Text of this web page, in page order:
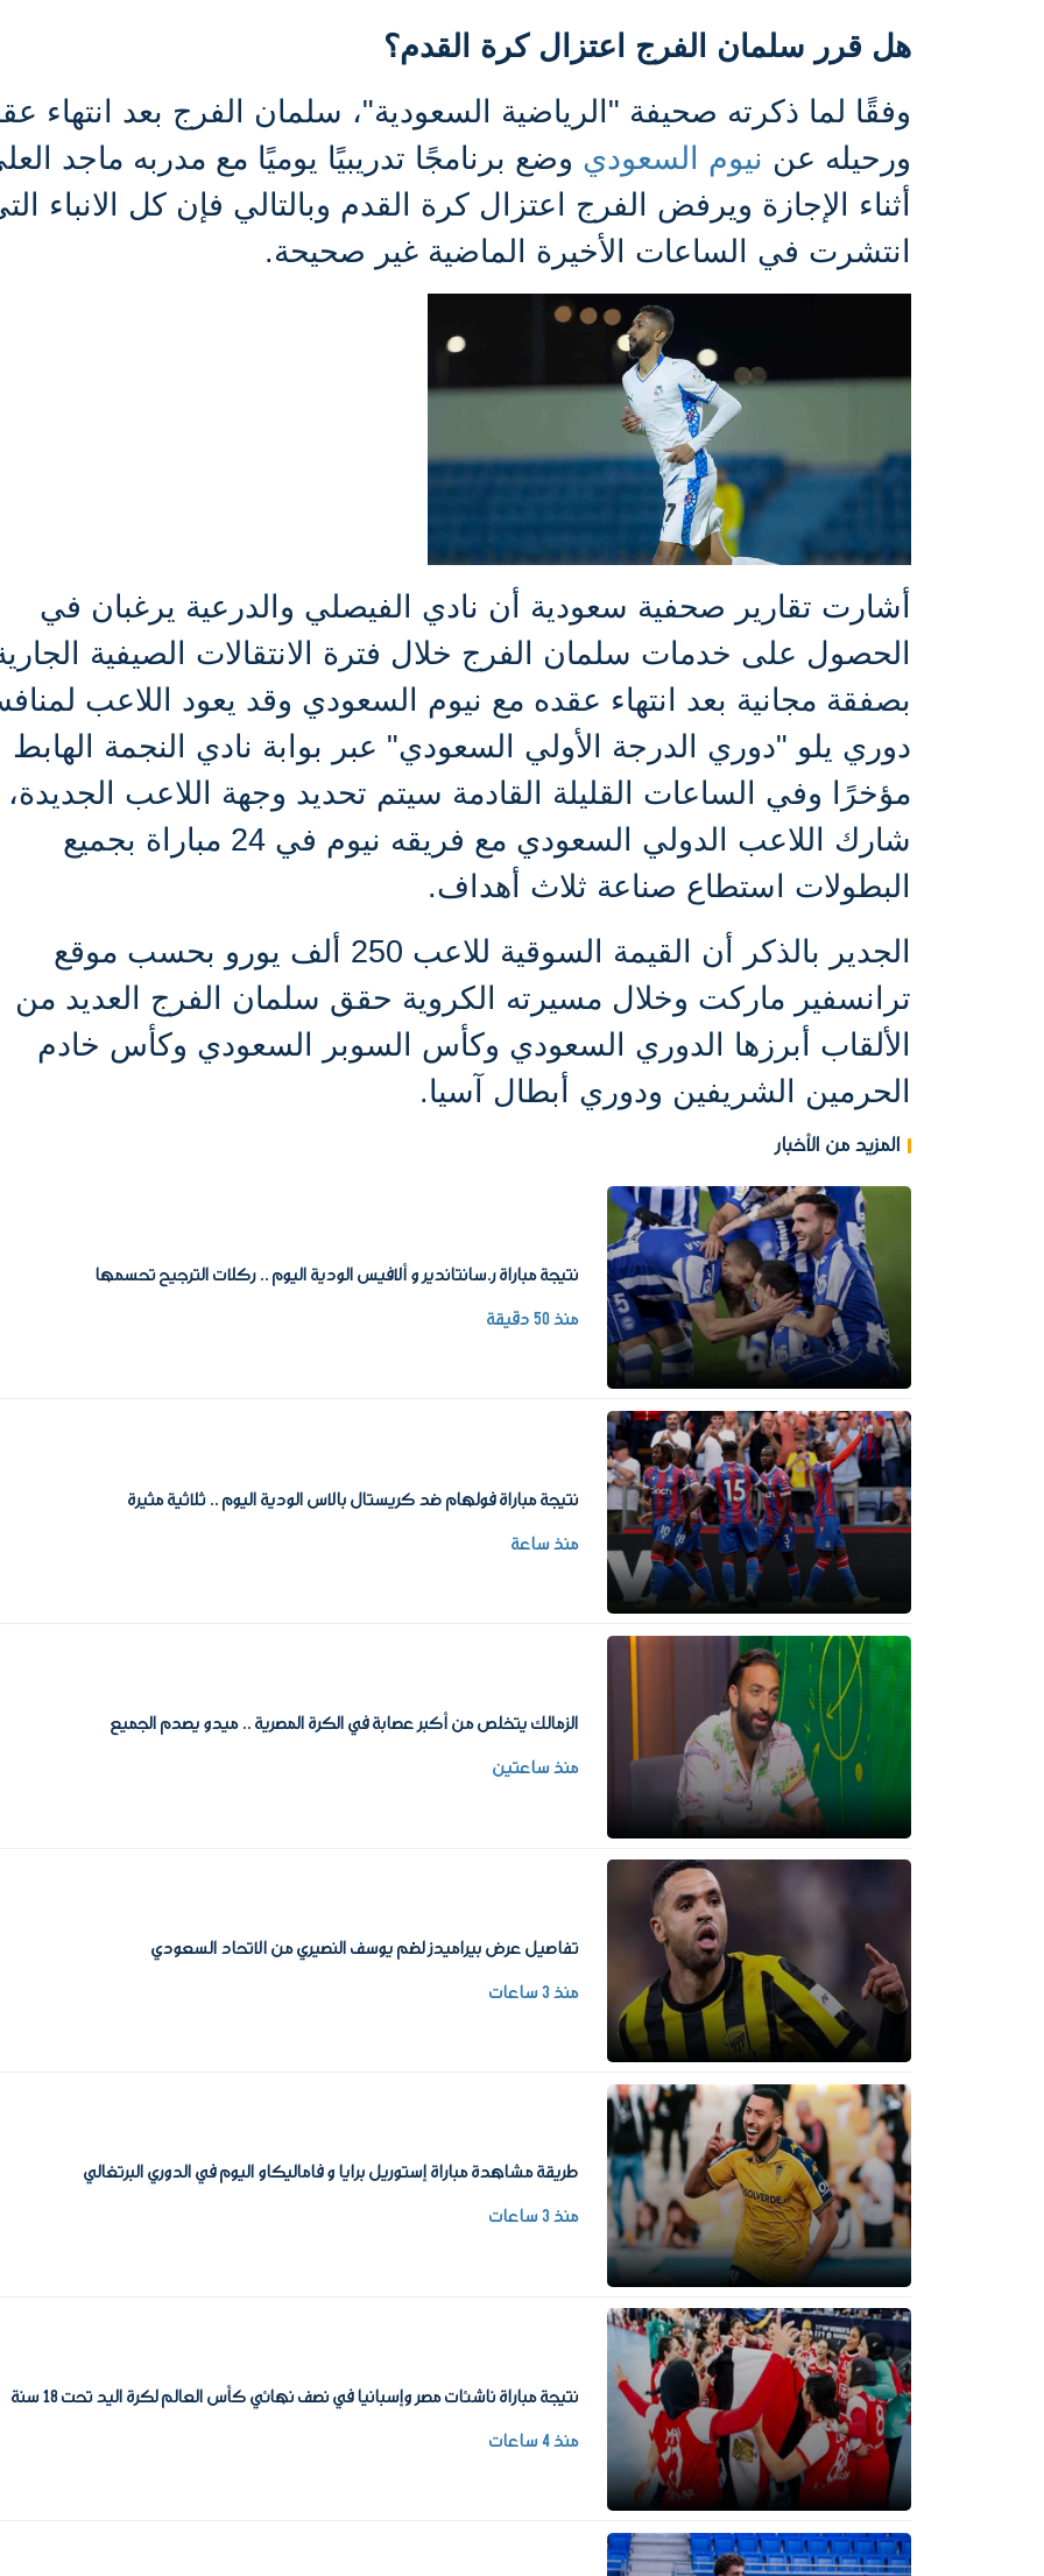
هل قرر سلمان الفرج اعتزال كرة القدم؟
وفقًا لما ذكرته صحيفة "الرياضية السعودية"، سلمان الفرج بعد انتهاء
ورحيله عن نيوم السعودي وضع برنامجًا تدريبيًا يوميًا مع مدربه ماجد
أثناء الإجازة ويرفض الفرج اعتزال كرة القدم وبالتالي فإن كل الانباء
انتشرت في الساعات الأخيرة الماضية غير صحيحة.
أشارت تقارير صحفية سعودية أن نادي الفيصلي والدرعية يرغبان في
الحصول على خدمات سلمان الفرج خلال فترة الانتقالات الصيفية
بصفقة مجانية بعد انتهاء عقده مع نيوم السعودي وقد يعود اللاعب
دوري يلو "دوري الدرجة الأولي السعودي" عبر بوابة نادي النجمة الهابط
مؤخرًا وفي الساعات القليلة القادمة سيتم تحديد وجهة اللاعب الجديدة،
شارك اللاعب الدولي السعودي مع فريقه نيوم في 24 مباراة بجميع
البطولات استطاع صناعة ثلاث أهداف.
الجدير بالذكر أن القيمة السوقية للاعب 250 ألف يورو بحسب موقع
ترانسفير ماركت وخلال مسيرته الكروية حقق سلمان الفرج العديد من
الألقاب أبرزها الدوري السعودي وكأس السوبر السعودي وكأس خادم
الحرمين الشريفين ودوري أبطال آسيا.
المزيد من الأخبار
نتيجة مباراة ر.سانتاندير و ألافيس الودية اليوم .. ركلات الترجيح تحسمها
منذ 50 دقيقة
نتيجة مباراة فولهام ضد كريستال بالاس الودية اليوم .. ثلاثية مثيرة
منذ ساعة
الزمالك يتخلص من أكبر عصابة في الكرة المصرية .. ميدو يصدم الجميع
منذ ساعتين
تفاصيل عرض بيراميدز لضم يوسف النصيري من الاتحاد السعودي
منذ 3 ساعات
طريقة مشاهدة مباراة إستوريل برايا و فاماليكاو اليوم في الدوري البرتغالي
منذ 3 ساعات
نتيجة مباراة ناشئات مصر وإسبانيا في نصف نهائي كأس العالم لكرة اليد تحت 18 سنة
منذ 4 ساعات